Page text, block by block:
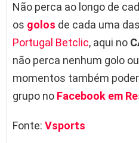
Não perca ao longo de
os golos de cada uma
Portugal Betclic, aqui no
não perca nenhum golo
momentos também
grupo no Facebook em
Fonte: Vsports